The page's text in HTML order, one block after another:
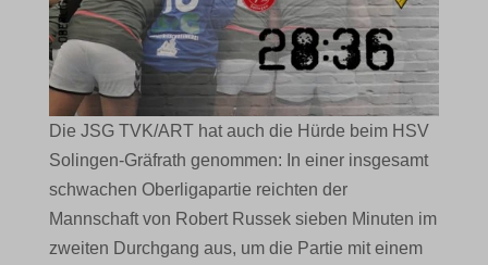
Die JSG TVK/ART hat auch die Hürde beim HSV
Solingen-Gräfrath genommen: In einer insgesamt
schwachen Oberligapartie reichten der
Mannschaft von Robert Russek sieben Minuten im
zweiten Durchgang aus, um die Partie mit einem